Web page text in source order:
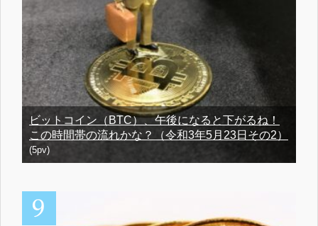
ビットコイン（BTC）、午後になると下がるね！
この時間帯の流れかな？（令和3年5月23日その2）
(5pv)